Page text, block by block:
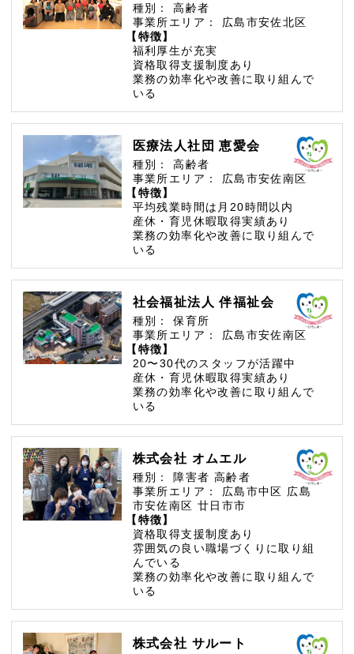
種別：
高齢者
事業所エリア：
広島市安佐北区
【特徴】
福利厚生が充実
資格取得支援制度あり
業務の効率化や改善に取り組んで
いる
医療法人社団 恵愛会
種別：
高齢者
事業所エリア：
広島市安佐南区
【特徴】
平均残業時間は月20時間以内
産休・育児休暇取得実績あり
業務の効率化や改善に取り組んで
いる
社会福祉法人 伴福祉会
種別：
保育所
事業所エリア：
広島市安佐南区
【特徴】
20〜30代のスタッフが活躍中
産休・育児休暇取得実績あり
業務の効率化や改善に取り組んで
いる
株式会社 オムエル
種別： 障害者 高齢者
事業所エリア：
広島市中区 広島
市安佐南区 廿日市市
【特徴】
資格取得支援制度あり
雰囲気の良い職場づくりに取り組
んでいる
業務の効率化や改善に取り組んで
いる
株式会社 サルート